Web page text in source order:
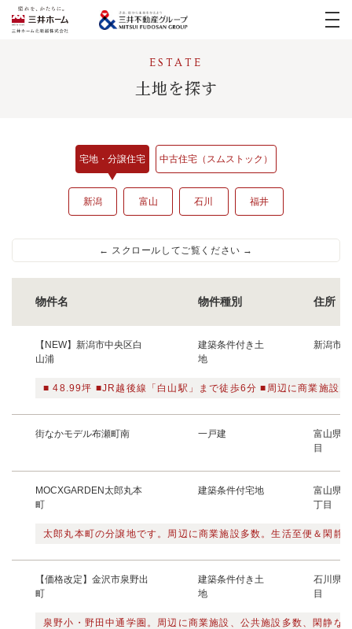
賃貸住宅経営
宅地・分譲住宅
採用情報
お問い合わせ
土地を探す
宅地・分譲住宅 中古住宅（スムストック）
新潟 富山 石川 福井
物件名 物件種別 住所
【NEW】新潟市中央区白
山浦
■ 48.99坪 ■JR越後線「白山駅」まで徒歩6分 ■周辺に商業施設多
建築条件付き土
地
新潟市
街なかモデル布瀬町南 一戸建
富山県
目
MOCXGARDEN太郎丸本
町
太郎丸本町の分譲地です。周辺に商業施設多数。生活至便＆閑静
建築条件付宅地
富山県
丁目
【価格改定】金沢市泉野出
町
泉野小・野田中通学圏。周辺に商業施設、公共施設多数、閑静な
建築条件付き土
地
石川県
目